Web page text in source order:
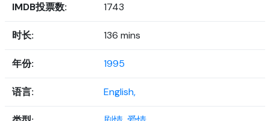
IMDB投票数: 1743
时长: 136 mins
年份: 1995
语言: English,